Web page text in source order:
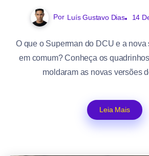
Por Luís Gustavo Dias 14
O que o Superman do DCU e a nova
em comum? Conheça os
moldaram as novas versões
Leia Mais